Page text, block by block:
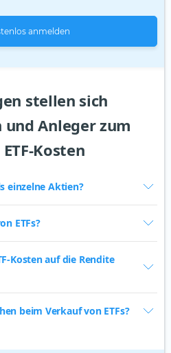
anmelden
stellen sich
Anleger zum
Kosten
einzelne Aktien?
ETFs?
Kosten auf die Rendite
beim Verkauf von ETFs?